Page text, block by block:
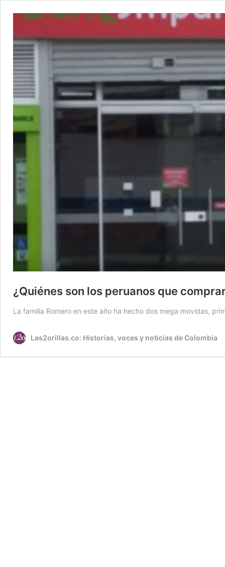
¿Quiénes son los peruanos que
La familia Romero en este año ha hecho dos mega movidas,
Las2orillas.co: Historias, voces y noticias de Colombia